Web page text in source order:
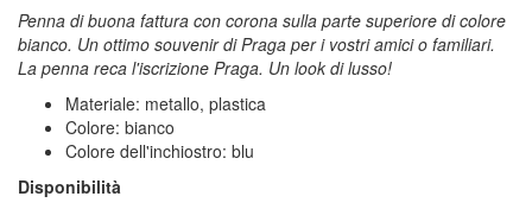
Penna di buona fattura con corona sulla parte superiore di colore
bianco. Un ottimo souvenir di Praga per i vostri amici o familiari.
La penna reca l'iscrizione Praga. Un look di lusso!
Materiale: metallo, plastica
Colore: bianco
Colore dell'inchiostro: blu
Disponibilità